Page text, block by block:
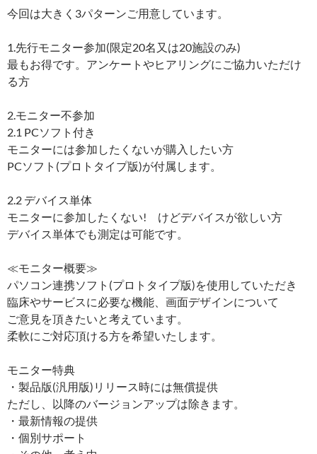
今回は大きく3パターンご用意しています。
1.先行モニター参加(限定20名又は20施設のみ)
最もお得です。アンケートやヒアリングにご協力いただけ
る方
2.モニター不参加
2.1 PCソフト付き
モニターには参加したくないが購入したい方
PCソフト(プロトタイプ版)が付属します。
2.2 デバイス単体
モニターに参加したくない! けどデバイスが欲しい方
デバイス単体でも測定は可能です。
≪モニター概要≫
パソコン連携ソフト(プロトタイプ版)を使用していただき
臨床やサービスに必要な機能、画面デザインについて
ご意見を頂きたいと考えています。
柔軟にご対応頂ける方を希望いたします。
モニター特典
・製品版(汎用版)リリース時には無償提供
ただし、以降のバージョンアップは除きます。
・最新情報の提供
・個別サポート